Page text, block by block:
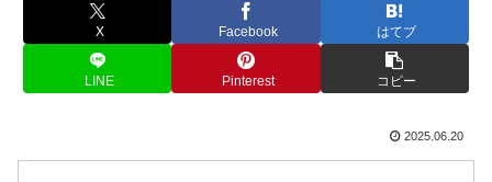
X Facebook はてブ
LINE Pinterest コピー
2025.06.20